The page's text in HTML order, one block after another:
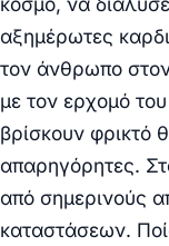
αξημέρωτες
τον άνθρωπο
με τον ερχομό
βρίσκουν φρικτό
απαρηγόρητες.
από σημερινούς
καταστάσεων.